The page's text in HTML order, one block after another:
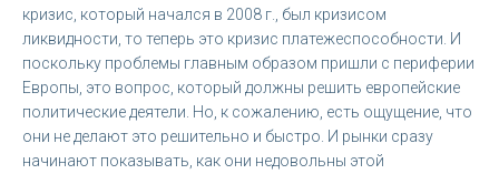
кризис, который начался в 2008 г., был кризисом
ликвидности, то теперь это кризис платежеспособности. И
поскольку проблемы главным образом пришли с периферии
Европы, это вопрос, который должны решить европейские
политические деятели. Но, к сожалению, есть ощущение, что
они не делают это решительно и быстро. И рынки сразу
начинают показывать, как они недовольны этой